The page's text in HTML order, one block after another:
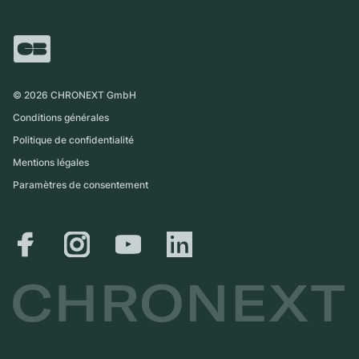
International
Magazine
Retrait sur place
© 2026 CHRONEXT GmbH
Conditions générales
Politique de confidentialité
Mentions légales
Paramètres de consentement